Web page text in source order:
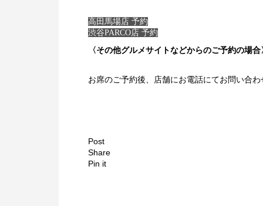
高田馬場店 予約
渋谷PARCO店 予約
〈その他グルメサイトなどからのご予約の場合
お席のご予約後、店舗にお電話にてお問い合
Post
Share
Pin it